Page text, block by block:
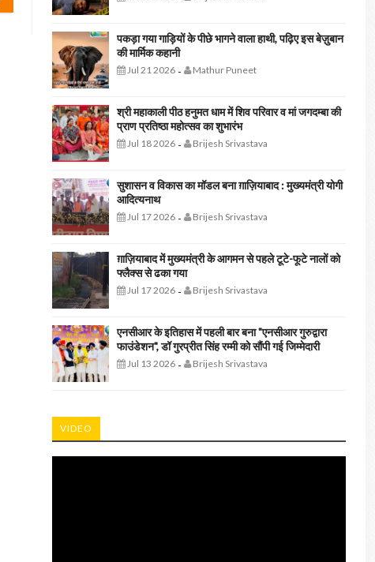
पकड़ा गया गाड़ियों के पीछे भागने वाला हाथी, पढ़िए इस बेज़ुबान
की मार्मिक कहानी
Jul 21 2026- Mathur Puneet
श्री महाकाली पीठ हनुमत धाम में शिव परिवार व मां जगदम्बा की
प्राण प्रतिष्ठा महोत्सव का शुभारंभ
Jul 18 2026- Brijesh Srivastava
सुशासन व विकास का मॉडल बना ग़ाज़ियाबाद : ​मुख्यमंत्री योगी
आदित्यनाथ
Jul 17 2026- Brijesh Srivastava
ग़ाज़ियाबाद में मुख्यमंत्री के आगमन से पहले टूटे-फूटे नालों को
फ्लैक्स से ढका गया
Jul 17 2026- Brijesh Srivastava
एनसीआर के इतिहास में पहली बार बना "एनसीआर गुरुद्वारा
फाउंडेशन", डॉ गुरप्रीत सिंह रम्मी को सौंपी गई जिम्मेदारी
Jul 13 2026- Brijesh Srivastava
VIDEO